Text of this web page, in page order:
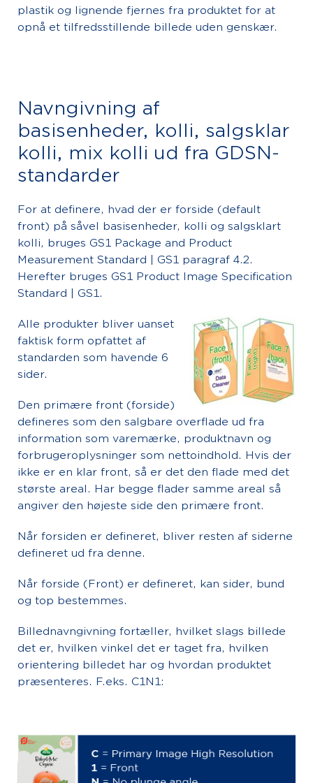
plastik og lignende fjernes fra produktet for at
opnå et tilfredsstillende billede uden genskær.
Navngivning af
basisenheder, kolli, salgsklar
kolli, mix kolli ud fra GDSN-
standarder
For at definere, hvad der er forside (default
front) på såvel basisenheder, kolli og salgsklart
kolli, bruges GS1 Package and Product
Measurement Standard | GS1 paragraf 4.2.
Herefter bruges GS1 Product Image Specification
Standard | GS1.
Alle produkter bliver uanset
faktisk form opfattet af
standarden som havende 6
sider.
Den primære front (forside)
defineres som den salgbare overflade ud fra
information som varemærke, produktnavn og
forbrugeroplysninger som nettoindhold. Hvis der
ikke er en klar front, så er det den flade med det
største areal. Har begge flader samme areal så
angiver den højeste side den primære front.
Når forsiden er defineret, bliver resten af siderne
defineret ud fra denne.
Når forside (Front) er defineret, kan sider, bund
og top bestemmes.
Billednavngivning fortæller, hvilket slags billede
det er, hvilken vinkel det er taget fra, hvilken
orientering billedet har og hvordan produktet
præsenteres. F.eks. C1N1: